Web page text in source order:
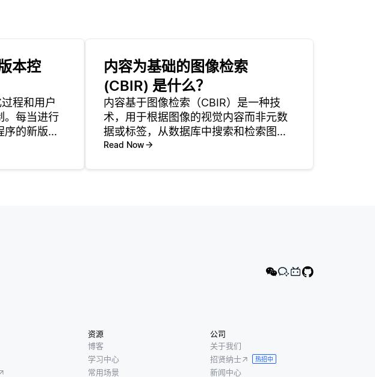
本控
程和用户
。每当进行
序的新版
能和更
内容为基础的图像检索
(CBIR) 是什么？
内容基于图像检索（CBIR）是一种技
术，用于根据图像的视觉内容而非元数
据或标签，从数据库中搜索和检索图
像。在CBIR中，图像根据颜色、纹理、
Read Now
资源
博客
学习中心
常用场景
公司
关于我们
招贤纳士
热招中
新闻中心